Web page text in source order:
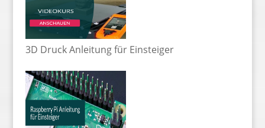
3D Druck Anleitung für Einsteiger